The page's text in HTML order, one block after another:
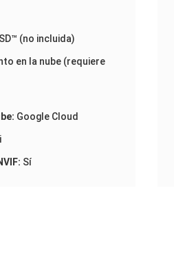
(no incluida)
en la nube (requiere
Google Cloud
Sí